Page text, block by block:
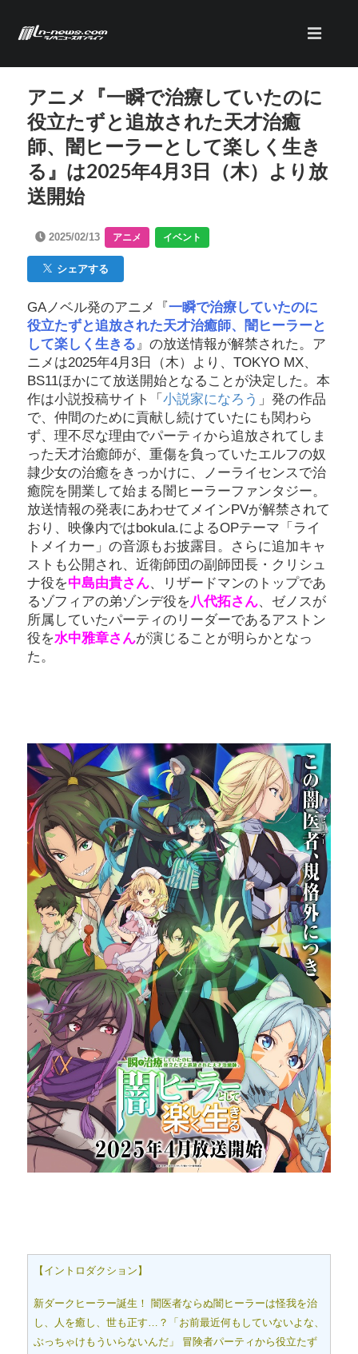
アニメ『一瞬で治療していたのに
役立たずと追放された天才治癒
師、闇ヒーラーとして楽しく生き
る』は2025年4月3日（木）より放
送開始
2025/02/13 アニメ イベント
シェアする
GAノベル発のアニメ『 一瞬で治療していたのに
役立たずと追放された天才治癒師、闇ヒーラーと
して楽しく生きる』の放送情報が解禁された。ア
ニメは2025年4月3日（木）より、TOKYO MX、
BS11ほかにて放送開始となることが決定した。本
作は小説投稿サイト「 小説家になろう 」発の作品
で、仲間のために貢献し続けていたにも関わら
ず、理不尽な理由でパーティから追放されてしま
った天才治癒師が、重傷を負っていたエルフの奴
隷少女の治癒をきっかけに、ノーライセンスで治
癒院を開業して始まる闇ヒーラーファンタジー。
放送情報の発表にあわせてメインPVが解禁されて
おり、映像内ではbokula.によるOPテーマ「ライ
トメイカー」の音源もお披露目。さらに追加キャ
ストも公開され、近衛師団の副師団長・クリシュ
ナ役を中島由貴さん、リザードマンのトップであ
るゾフィアの弟ゾンデ役を八代拓さん、ゼノスが
所属していたパーティのリーダーであるアストン
役を水中雅章さんが演じることが明らかとなっ
た。
【イントロダクション】
新ダークヒーラー誕生！ 闇医者ならぬ闇ヒーラーは怪我を治
し、人を癒し、世も正す…？「お前最近何もしていないよな、
ぶっちゃけもういらないんだ」 冒険者パーティから役立たず